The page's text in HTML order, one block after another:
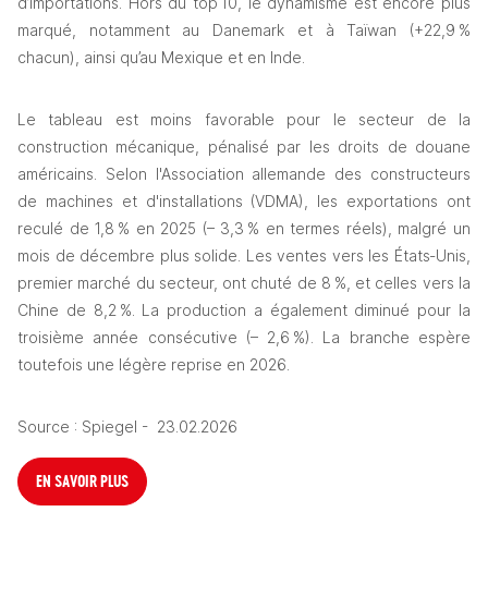
marqué, notamment au Danemark et à Taïwan (+22,9 %
chacun), ainsi qu’au Mexique et en Inde.
Le tableau est moins favorable pour le secteur de la
construction mécanique, pénalisé par les droits de douane
américains. Selon l'Association allemande des constructeurs
de machines et d'installations (VDMA), les exportations ont
reculé de 1,8 % en 2025 (– 3,3 % en termes réels), malgré un
mois de décembre plus solide. Les ventes vers les États‑Unis,
premier marché du secteur, ont chuté de 8 %, et celles vers la
Chine de 8,2 %. La production a également diminué pour la
troisième année consécutive (– 2,6 %). La branche espère
toutefois une légère reprise en 2026.
Source : Spiegel -  23.02.2026
EN SAVOIR PLUS